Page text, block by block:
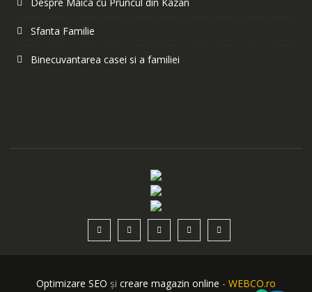
Sfanta Familie
Binecuvantarea casei si a familiei
Optimizare SEO și creare magazin online - WEBCO.ro